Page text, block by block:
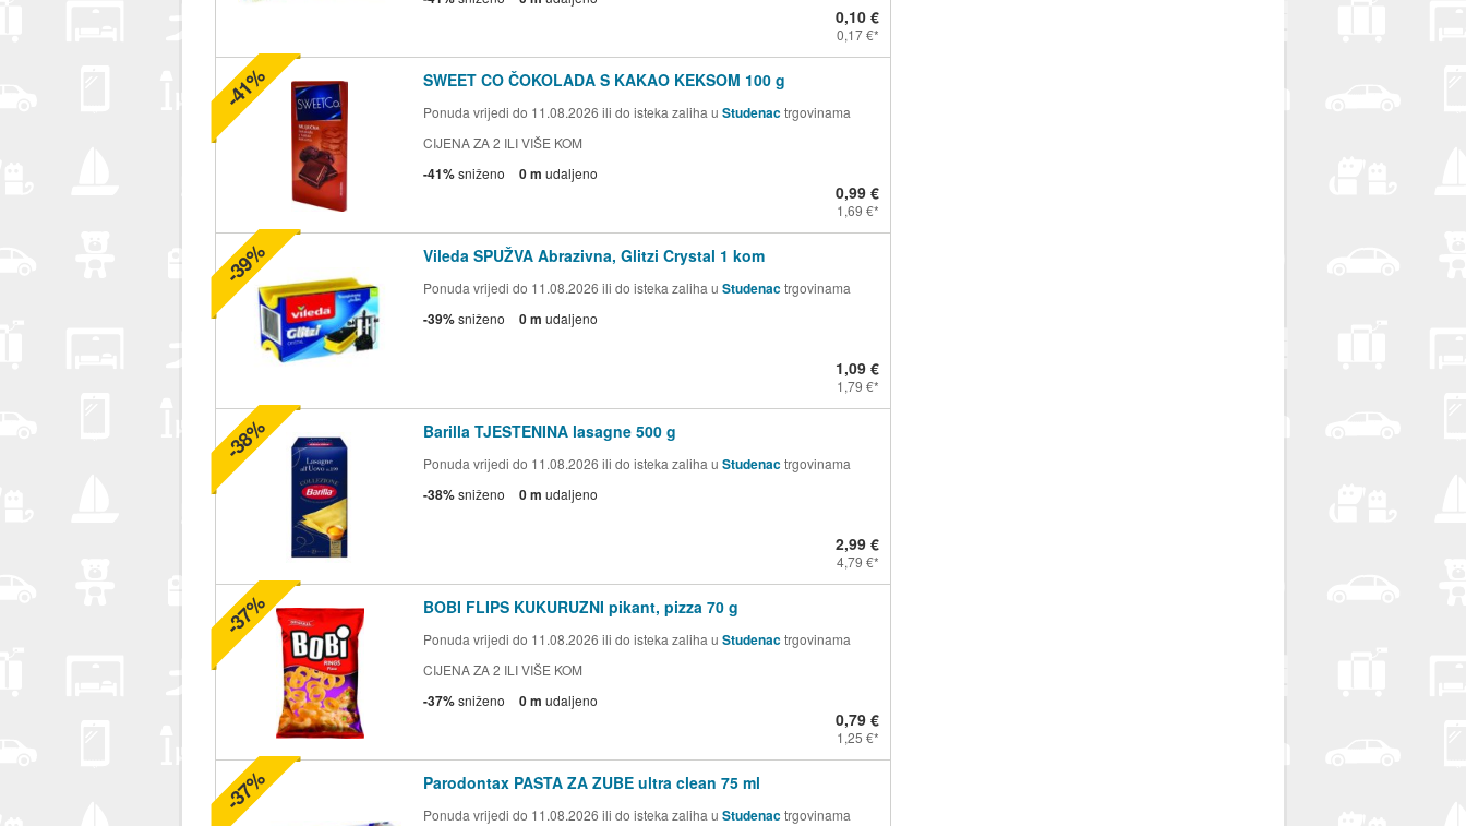
0,10 €
0,17 €
SWEET CO ČOKOLADA S KAKAO KEKSOM 100 g
Ponuda vrijedi do 11.08.2026 ili do isteka zaliha u Studenactrgovinama
CIJENA ZA 2 ILI VIŠE KOM
-41%sniženo 0 m udaljeno
0,99 €
1,69 €
-41%
Vileda SPUŽVA Abrazivna, Glitzi Crystal 1 kom
Ponuda vrijedi do 11.08.2026 ili do isteka zaliha u Studenactrgovinama
-39%sniženo 0 m udaljeno
1,09 €
1,79 €
-39%
Barilla TJESTENINA lasagne 500 g
Ponuda vrijedi do 11.08.2026 ili do isteka zaliha u Studenactrgovinama
-38%sniženo 0 m udaljeno
2,99 €
4,79 €
-38%
BOBI FLIPS KUKURUZNI pikant, pizza 70 g
Ponuda vrijedi do 11.08.2026 ili do isteka zaliha u Studenactrgovinama
CIJENA ZA 2 ILI VIŠE KOM
-37%sniženo 0 m udaljeno
0,79 €
1,25 €
-37%
Parodontax PASTA ZA ZUBE ultra clean 75 ml
Ponuda vrijedi do 11.08.2026 ili do isteka zaliha u Studenactrgovinama
-37%